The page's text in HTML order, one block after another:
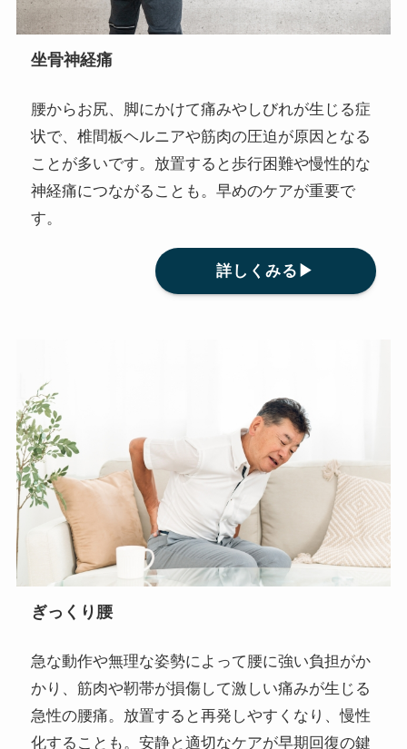
坐骨神経痛
腰からお尻、脚にかけて痛みやしびれが生じる症
状で、椎間板ヘルニアや筋肉の圧迫が原因となる
ことが多いです。放置すると歩行困難や慢性的な
神経痛につながることも。早めのケアが重要で
す。
詳しくみる▶
ぎっくり腰
急な動作や無理な姿勢によって腰に強い負担がか
かり、筋肉や靭帯が損傷して激しい痛みが生じる
急性の腰痛。放置すると再発しやすくなり、慢性
化することも。安静と適切なケアが早期回復の鍵